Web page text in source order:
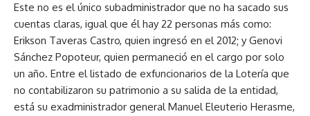
Este no es el único subadministrador que no ha sacado sus
cuentas claras, igual que él hay 22 personas más como:
Erikson Taveras Castro, quien ingresó en el 2012; y Genovi
Sánchez Popoteur, quien permaneció en el cargo por solo
un año. Entre el listado de exfuncionarios de la Lotería que
no contabilizaron su patrimonio a su salida de la entidad,
está su exadministrador general Manuel Eleuterio Herasme,